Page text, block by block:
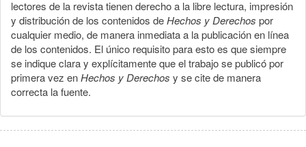
lectores de la revista tienen derecho a la libre lectura, impresión
y distribución de los contenidos deHechos y Derechos por
cualquier medio, de manera inmediata a la publicación en línea
de los contenidos. El único requisito para esto es que siempre
se indique clara y explícitamente que el trabajo se publicó por
primera vez enHechos y Derechos y se cite de manera
correcta la fuente.